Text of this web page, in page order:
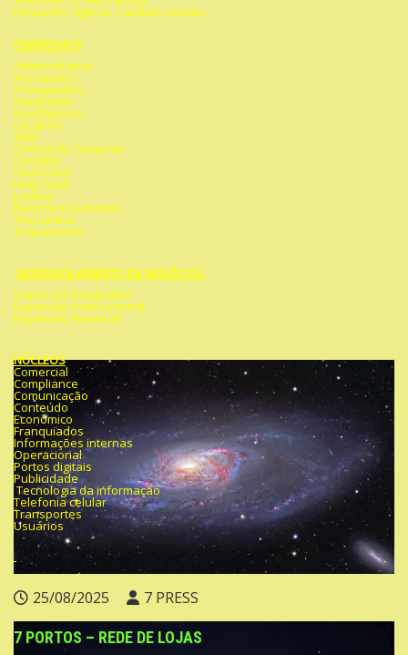
25/08/2025 7 PRESS
Fundador: Agenor Candido Gomes
CONSELHOS
Administrativo
Associados
Franquiados
Integrados
Investidores
Usuários
ADM
Central de Compras
Contábil
Financeiro
Help Desk
Jurídico
Recursos Humanos
Tesouraria
Treinamento
DESENVOLVIMENTO DE NEGÓCIOS
Empresas Integradas
Expansão Internacional
Expansão Nacional
NÚCLEOS
Comercial
Compliance
Comunicação
Conteúdo
Econômico
Franquiados
Informações internas
Operacional
Portos digitais
Publicidade
Tecnologia da informação
Telefonia celular
Transportes
Usuários
7 PORTOS – REDE DE LOJAS